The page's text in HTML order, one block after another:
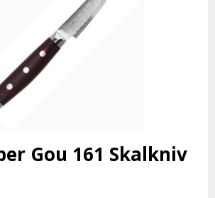
Gou 161 Skalkniv